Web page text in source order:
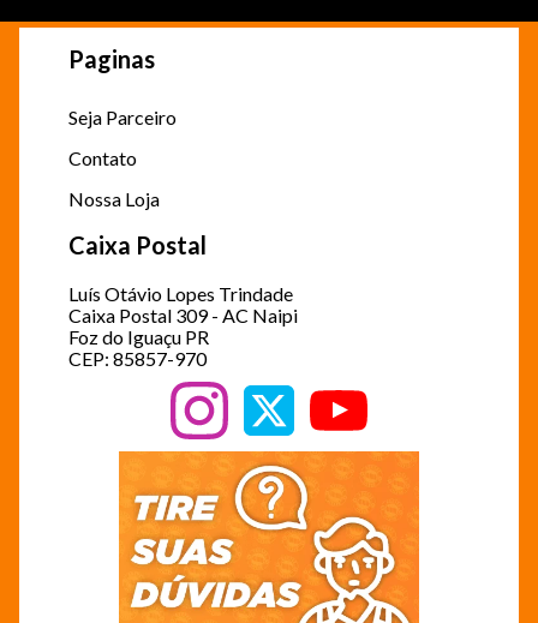
Paginas
Seja Parceiro
Contato
Nossa Loja
Caixa Postal
Luís Otávio Lopes Trindade
Caixa Postal 309 - AC Naipi
Foz do Iguaçu PR
CEP: 85857-970